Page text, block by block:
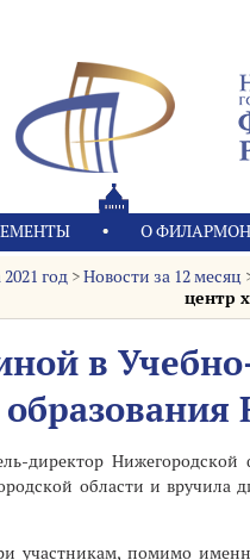
О
год >Новости за 12 месяц
центр
в
директор
области и
участникам, помимо